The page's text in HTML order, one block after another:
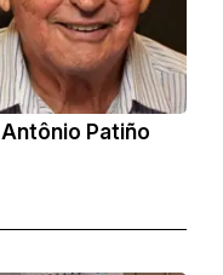
Antônio Patiño